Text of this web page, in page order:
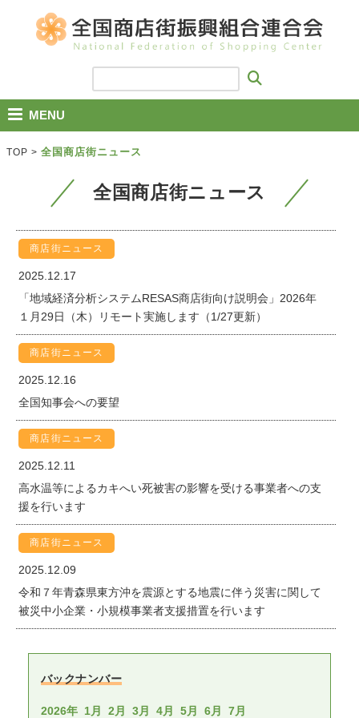
MENU
TOP > 全国商店街ニュース
全国商店街ニュース
商店街ニュース
2025.12.17
「地域経済分析システムRESAS商店街向け説明会」2026年
１月29日（木）リモート実施します（1/27更新）
商店街ニュース
2025.12.16
全国知事会への要望
商店街ニュース
2025.12.11
高水温等によるカキへい死被害の影響を受ける事業者への支
援を行います
商店街ニュース
2025.12.09
令和７年青森県東方沖を震源とする地震に伴う災害に関して
被災中小企業・小規模事業者支援措置を行います
バックナンバー
2026年 1月 2月 3月 4月 5月 6月 7月